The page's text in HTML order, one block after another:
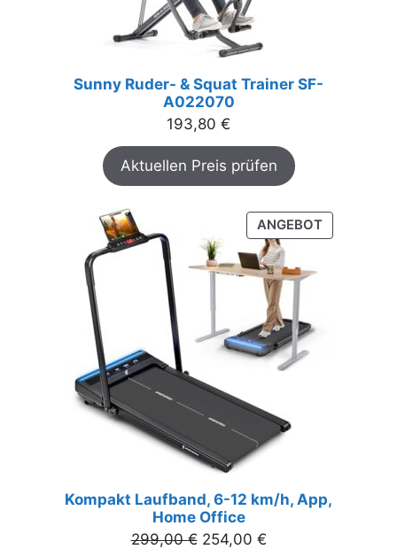
Sunny Ruder- & Squat Trainer SF-
A022070
193,80 €
Aktuellen Preis prüfen
ANGEBOTPRODUKT
IM
Kompakt Laufband, 6-12 km/h, App,
Home Office
299,00€ Ursprünglicher
254,00 €Aktueller